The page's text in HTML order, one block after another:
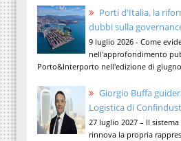
Porti d'Italia, la
dubbi sulla
9 luglio 2026 - Come
nell'approfondimento
Porto&Interporto nell'edizione di
Giorgio Buffa
Logistica di
27 luglio 2027 – Il
rinnova la propria